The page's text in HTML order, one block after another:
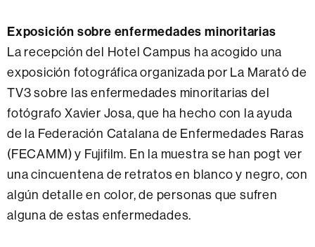
Exposición sobre enfermedades minoritarias
La recepción del Hotel Campus ha acogido una
exposición fotográfica organizada por La Marató de
TV3 sobre las enfermedades minoritarias del
fotógrafo Xavier Josa, que ha hecho con la ayuda
de la Federación Catalana de Enfermedades Raras
(FECAMM) y Fujifilm. En la muestra se han pogt ver
una cincuentena de retratos en blanco y negro, con
algún detalle en color, de personas que sufren
alguna de estas enfermedades.